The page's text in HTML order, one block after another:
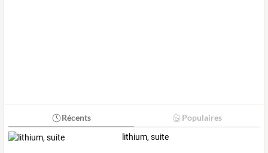
Récents Populaires
lithium, suite